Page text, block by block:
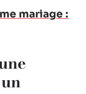
mariage :